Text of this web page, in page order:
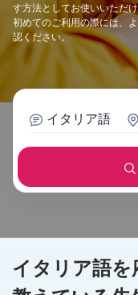
す方法としてお使いいただ
初めてのご利用の際には、
認ください。
イタリア語
イタリア語